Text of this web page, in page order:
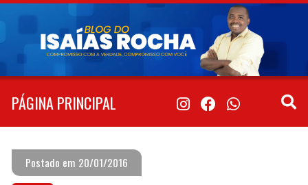
Pular
conteúdo
PÁGINA PRINCIPAL
Postado em 20/01/2016